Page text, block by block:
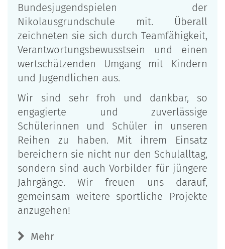
Bundesjugendspielen der
Nikolausgrundschule mit. Überall
zeichneten sie sich durch Teamfähigkeit,
Verantwortungsbewusstsein und einen
wertschätzenden Umgang mit Kindern
und Jugendlichen aus.
Wir sind sehr froh und dankbar, so
engagierte und zuverlässige
Schülerinnen und Schüler in unseren
Reihen zu haben. Mit ihrem Einsatz
bereichern sie nicht nur den Schulalltag,
sondern sind auch Vorbilder für jüngere
Jahrgänge. Wir freuen uns darauf,
gemeinsam weitere sportliche Projekte
anzugehen!
Mehr